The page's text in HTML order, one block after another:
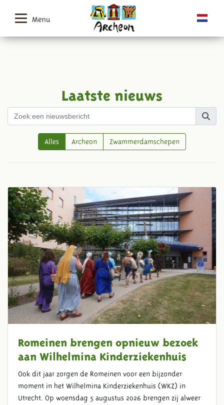
Menu
Laatste nieuws
Alles Archeon Zwammerdamschepen
Romeinen brengen opnieuw bezoek
aan Wilhelmina Kinderziekenhuis
Ook dit jaar zorgen de Romeinen voor een bijzonder
moment in het Wilhelmina Kinderziekenhuis (WKZ) in
Utrecht. Op woensdag 5 augustus 2026 brengen zij alweer